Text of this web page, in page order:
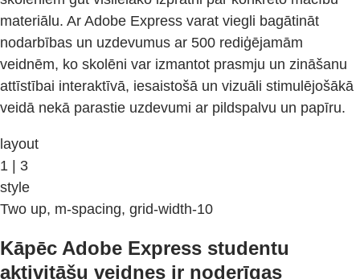
materiālu. Ar Adobe Express varat viegli bagātināt
nodarbības un uzdevumus ar 500 rediģējamām
veidnēm, ko skolēni var izmantot prasmju un zināšanu
attīstībai interaktīvā, iesaistošā un vizuāli stimulējošākā
veidā nekā parastie uzdevumi ar pildspalvu un papīru.
layout
1 | 3
style
Two up, m-spacing, grid-width-10
Kāpēc Adobe Express studentu
aktivitāšu veidnes ir noderīgas